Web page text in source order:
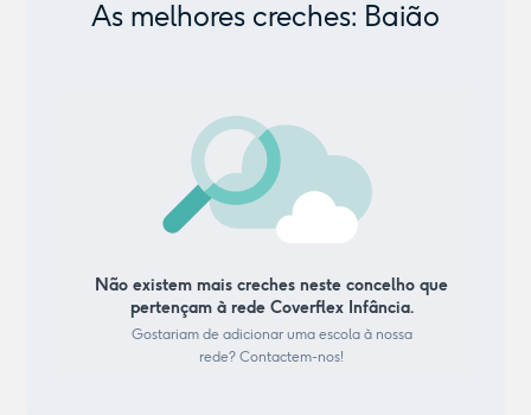
As melhores creches: Baião
Não existem mais creches neste concelho que
pertençam à rede Coverflex Infância.
Gostariam de adicionar uma escola à nossa
rede? Contactem-nos!